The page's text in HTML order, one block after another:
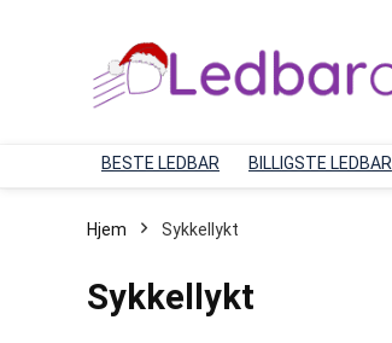
BESTE LEDBAR BILLIGSTE LEDBAR
Hjem Sykkellykt
Sykkellykt